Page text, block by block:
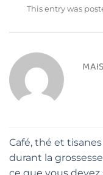
This entry was
Café, thé et tisanes
durant la
ce que vous devez